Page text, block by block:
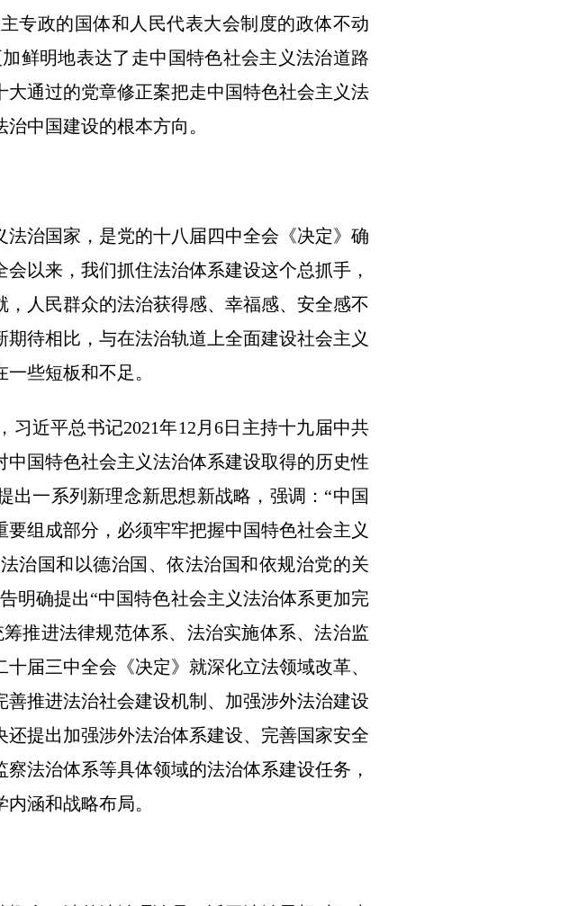
专政的国体和人民代表大会制度的政体不动
鲜明地表达了走中国特色社会主义法治道路
通过的党章修正案把走中国特色社会主义法
中国建设的根本方向。
治国家，是党的十八届四中全会《决定》确
以来，我们抓住法治体系建设这个总抓手，
人民群众的法治获得感、幸福感、安全感不
待相比，与在法治轨道上全面建设社会主义
些短板和不足。
近平总书记2021年12月6日主持十九届中共
国特色社会主义法治体系建设取得的历史性
出一系列新理念新思想新战略，强调：“中国
组成部分，必须牢牢把握中国特色社会主义
治国和以德治国、依法治国和依规治党的关
明确提出“中国特色社会主义法治体系更加完
推进法律规范体系、法治实施体系、法治监
届三中全会《决定》就深化立法领域改革、
推进法治社会建设机制、加强涉外法治建设
提出加强涉外法治体系建设、完善国家安全
法治体系等具体领域的法治体系建设任务，
涵和战略布局。